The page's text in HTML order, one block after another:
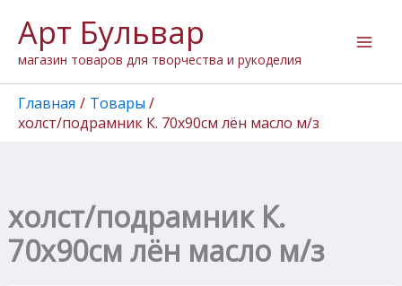
содержимому
Арт Бульвар
магазин товаров для творчества и рукоделия
Главная
Товары
холст/подрамник К. 70х90см лён масло м/з
холст/подрамник К.
70х90см лён масло м/з
товара
холст/
подрамник
К.
70х90см
масло